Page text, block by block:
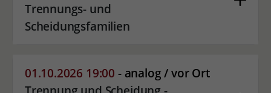
Trennungs- und
Scheidungsfamilien
01.10.2026 19:00 - analog / vor Ort